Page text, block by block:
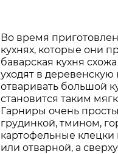
Во время
кухнях, которые они
баварская кухня
уходят в
отваривать большой
становится таким
Гарниры очень
грудинкой, тмином,
картофельные
или отварной, а